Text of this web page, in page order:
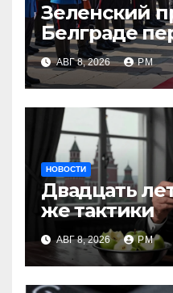
Зеленский
Белграде
Вучичем
АВГ 8, 2026 РМ
НОВОСТИ
Двадцать
же тактики
АВГ 8, 2026 РМ